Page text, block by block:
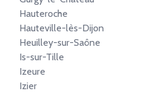
Hauteroche
Hauteville-lès-Dijon
Heuilley-sur-Saône
Is-sur-Tille
Izeure
Izier